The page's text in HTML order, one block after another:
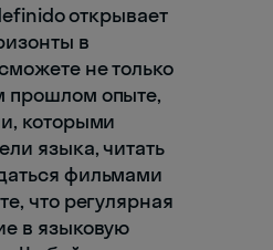
открывает
в
не только
прошлом опыте,
которыми
языка, читать
фильмами
что регулярная
в языковую